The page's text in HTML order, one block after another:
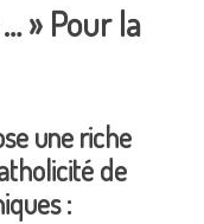
» Pour la
une riche
de
: